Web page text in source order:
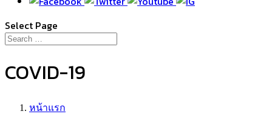
Select Page
COVID-19
หน้าแรก